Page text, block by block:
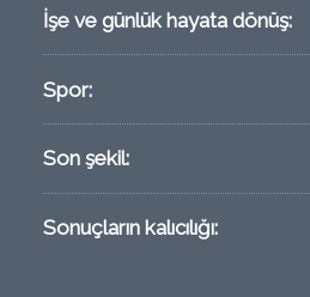
İşe ve günlük hayata dönüş:
Spor:
Son şekil:
Sonuçların kalıcılığı: